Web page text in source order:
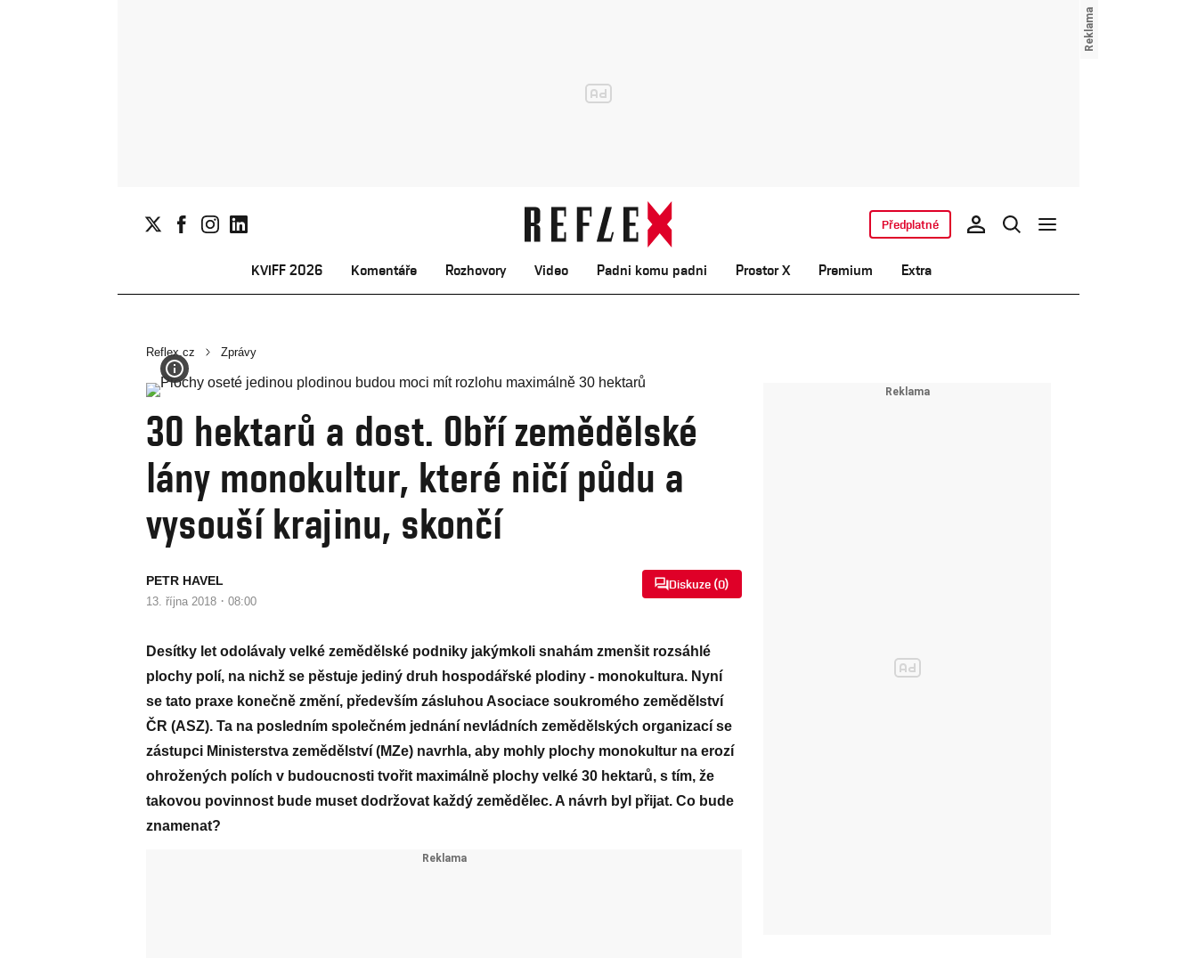
KVIFF 2026 Komentáře Rozhovory Video Padni komu padni Prostor X Premium Extra
Předplatné
Reflex.cz Zprávy
30 hektarů a dost. Obří zemědělské
lány monokultur, které ničí půdu a
vysouší krajinu, skončí
PETR HAVEL
13. října 2018 · 08:00
Diskuze (0)
Desítky let odolávaly velké zemědělské podniky jakýmkoli snahám zmenšit rozsáhlé
plochy polí, na nichž se pěstuje jediný druh hospodářské plodiny - monokultura. Nyní
se tato praxe konečně změní, především zásluhou Asociace soukromého zemědělství
ČR (ASZ). Ta na posledním společném jednání nevládních zemědělských organizací se
zástupci Ministerstva zemědělství (MZe) navrhla, aby mohly plochy monokultur na erozí
ohrožených polích v budoucnosti tvořit maximálně plochy velké 30 hektarů, s tím, že
takovou povinnost bude muset dodržovat každý zemědělec. A návrh byl přijat. Co bude
znamenat?